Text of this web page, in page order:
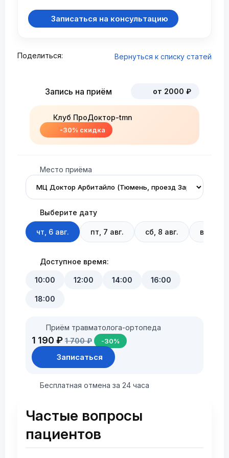
Записаться на консультацию
Поделиться: Вернуться к списку статей
Запись на приём от 2000 ₽
Клуб ПроДоктор-tmn
-30% скидка
Место приёма
Выберите дату
чт, 6 авг. пт, 7 авг. сб, 8 авг. вс, 9
Доступное время:
10:00 12:00 14:00 16:00
18:00
Приём травматолога-ортопеда
1 190 ₽ 1 700 ₽ -30%
Записаться
Бесплатная отмена за 24 часа
Частые вопросы
пациентов